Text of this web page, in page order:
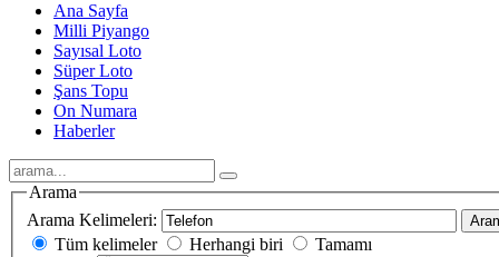
Ana Sayfa
Milli Piyango
Sayısal Loto
Süper Loto
Şans Topu
On Numara
Haberler
Arama
Arama Kelimeleri:
Tüm kelimeler Herhangi biri
Tamamı